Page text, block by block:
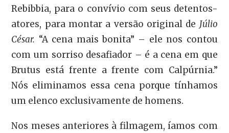
Rebibbia, para o convívio com seus detentos-
atores, para montar a versão original de Júlio
César. “A cena mais bonita” – ele nos contou
com um sorriso desafiador – é a cena em que
Brutus está frente a frente com Calpúrnia.”
Nós eliminamos essa cena porque tínhamos
um elenco exclusivamente de homens.
Nos meses anteriores à filmagem, íamos com